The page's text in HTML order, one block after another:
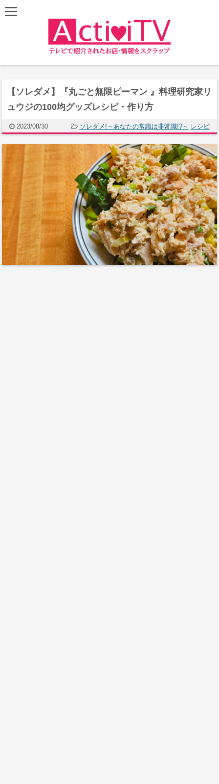
【ソレダメ】『丸ごと無限ピーマン 』料理研究家リ
ュウジの100均グッズレシピ・作り方
2023/08/30 ソレダメ!～あなたの常識は非常識!?～ レシピ